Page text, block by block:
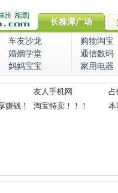
长株潭广场
车友沙龙
购物淘宝
婚姻学堂
通信数码
妈妈宝宝 家用电器
友人手机网
占
赚钱！
淘宝特卖！！！ 本